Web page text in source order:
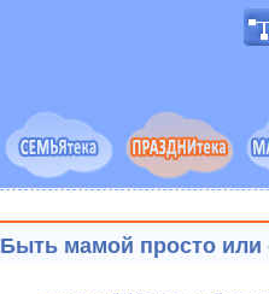
Быть мамой просто или